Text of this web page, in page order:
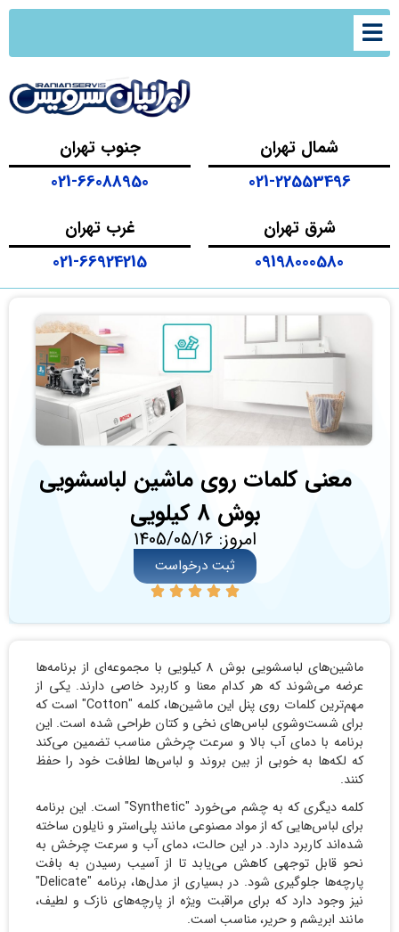
شمال تهران
021-22553496
جنوب تهران
021-66088950
شرق تهران
09198000580
غرب تهران
021-66924215
معنی کلمات روی ماشین لباسشویی
بوش 8 کیلویی
امروز: 1405/05/16
ثبت درخواست
ماشین‌های لباسشویی بوش 8 کیلویی با مجموعه‌ای از برنامه‌ها
عرضه می‌شوند که هر کدام معنا و کاربرد خاصی دارند. یکی از
مهم‌ترین کلمات روی پنل این ماشین‌ها، کلمه "Cotton" است که
برای شست‌وشوی لباس‌های نخی و کتان طراحی شده است. این
برنامه با دمای آب بالا و سرعت چرخش مناسب تضمین می‌کند
که لکه‌ها به خوبی از بین بروند و لباس‌ها لطافت خود را حفظ
کنند.
کلمه دیگری که به چشم می‌خورد "Synthetic" است. این برنامه
برای لباس‌هایی که از مواد مصنوعی مانند پلی‌استر و نایلون ساخته
شده‌اند کاربرد دارد. در این حالت، دمای آب و سرعت چرخش به
نحو قابل توجهی کاهش می‌یابد تا از آسیب رسیدن به بافت
پارچه‌ها جلوگیری شود. در بسیاری از مدل‌ها، برنامه "Delicate"
نیز وجود دارد که برای مراقبت ویژه از پارچه‌های نازک و لطیف،
مانند ابریشم و حریر، مناسب است.